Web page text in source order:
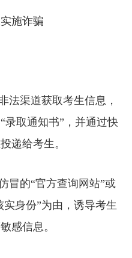
施诈骗
渠道获取考生信息，
录取通知书”，并通过快
递给考生。
的“官方查询网站”或
实身份”为由，诱导考生
感信息。